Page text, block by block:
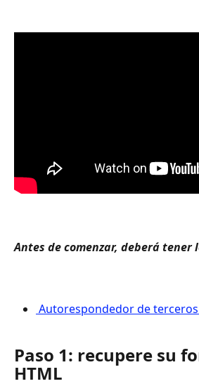
Antes de comenzar, deberá tener
Autorespondedor de terceros
Paso 1: recupere su
HTML